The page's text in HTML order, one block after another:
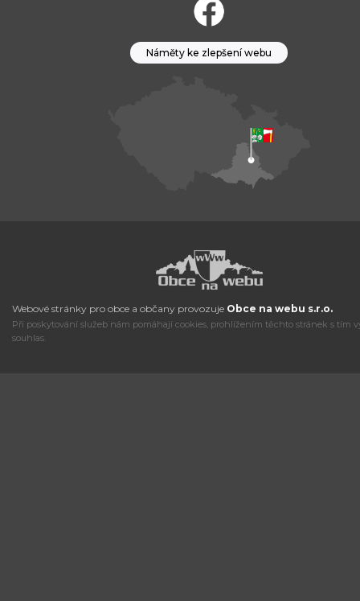
Náměty ke zlepšení webu
Webové stránky pro obce a občany provozuje Obce na webu s.r.o.
Při poskytování služeb nám pomáhají cookies, prohlížením těchto stránek s tím
souhlas.